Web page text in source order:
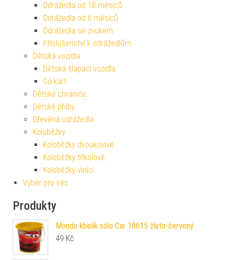
Odrážedla od 18 měsíců
Odrážedla od 6 měsíců
Odrážedla se zvukem
Příslušenství k odrážedlům
Dětská vozidla
Dětská šlapací vozidla
Go kart
Dětské chrániče
Dětské přilby
Dřevěná odrážedla
Koloběžky
Koloběžky dvoukolové
Koloběžky tříkolové
Koloběžky vlnící
Výběr pro vás
Produkty
Mondo kbelík sólo Car 18615 žluto-červený
49 Kč